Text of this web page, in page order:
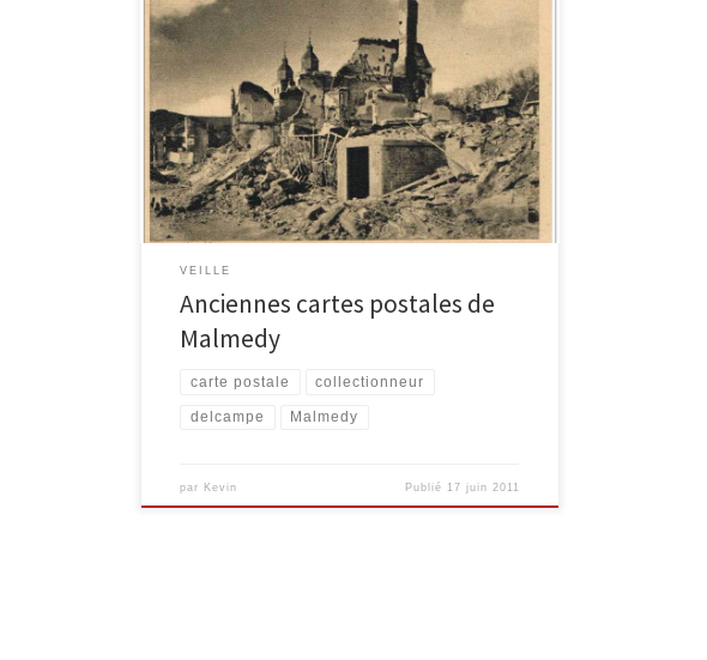
Les amateurs de cartes postales et les collectionneurs
connaissent tous Delcampe.be. Ce site permet
d’acheter et de mettre aux enchères en ligne tout une
série d’objets de collections : timbres, cartes postales,
monnaie, … Pour ravir notre regard et notre curiosité,
les photos de ces objets sont disponibles sur le […]
VEILLE
Anciennes cartes postales de
Malmedy
carte postale collectionneur
delcampe Malmedy
par Kevin Publié 17 juin 2011